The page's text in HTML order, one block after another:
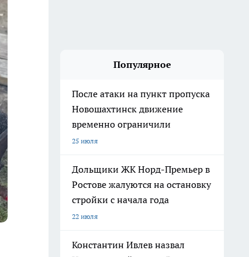
Популярное
После атаки на пункт пропуска
Новошахтинск движение
временно ограничили
25 июля
Дольщики ЖК Норд-Премьер в
Ростове жалуются на остановку
стройки с начала года
22 июля
Константин Ивлев назвал